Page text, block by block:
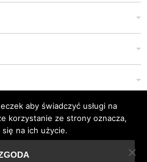
w miejscu pracy
aby świadczyć usługi na
korzystanie ze strony oznacza,
się na ich użycie.